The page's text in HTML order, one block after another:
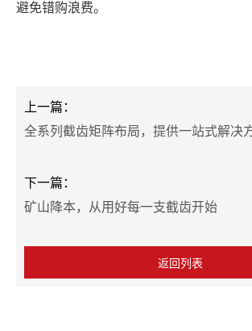
避免错购浪费。
上一篇：
全系列截齿矩阵布局，提供一站式解决
下一篇：
矿山降本，从用好每一支截齿开始
返回列表